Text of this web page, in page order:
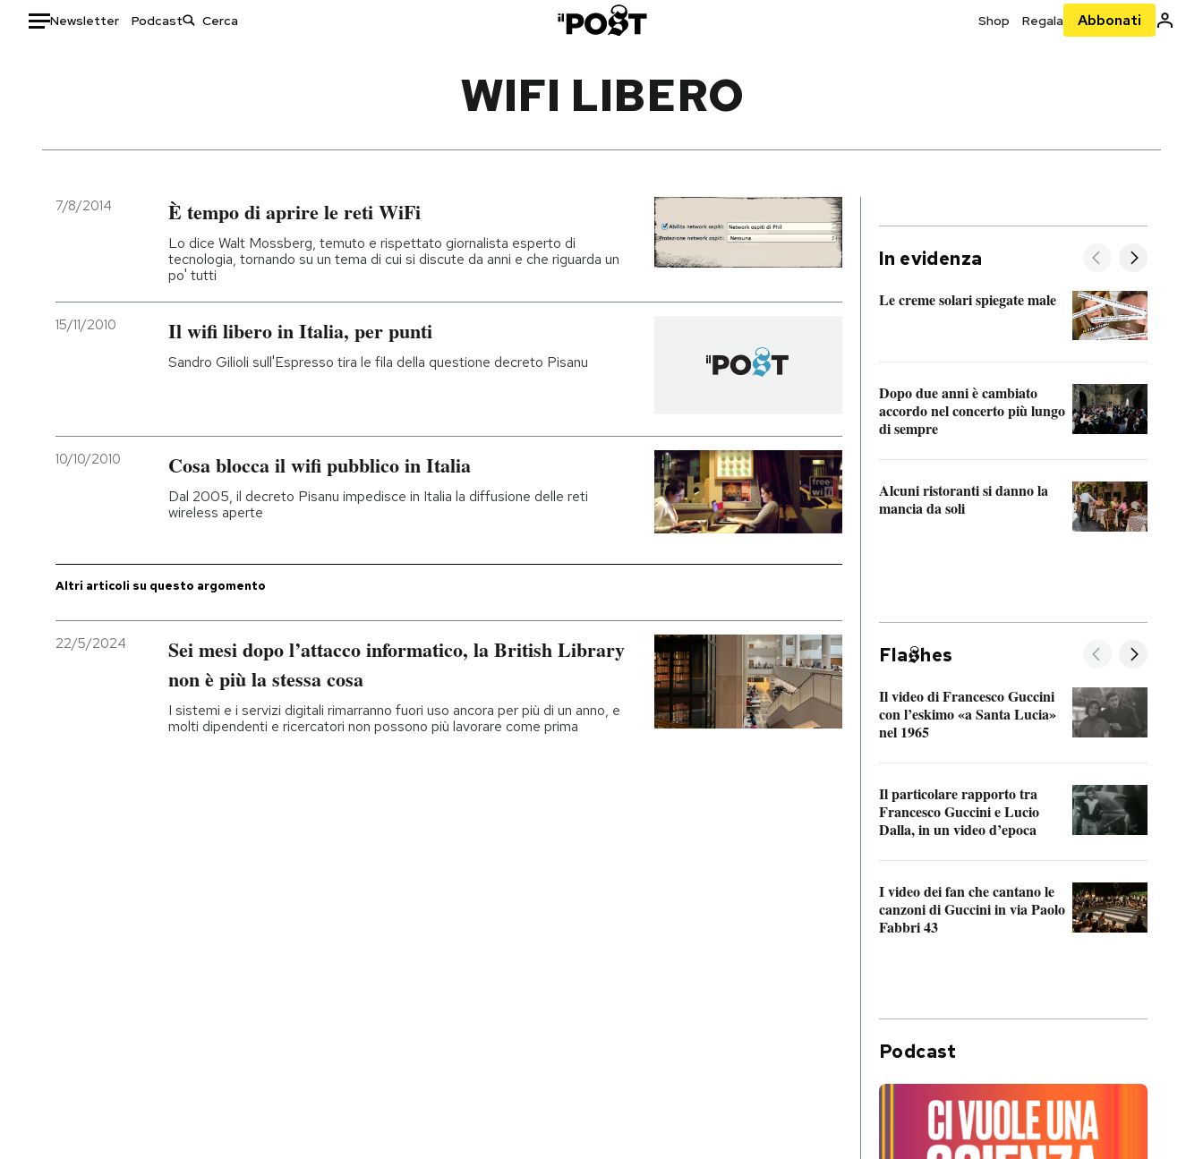
Newsletter Podcast Shop Regala Abbonati
Italia
Politica
Cultura
Economia
Moda
Storie/Idee
Ok Boomer!
Europa
Altrecose
Mondiali calcio 2026
PODCAST
AREA PERSONALE
WIFI LIBERO
7/8/2014 È tempo di aprire le reti WiFi
Lo dice Walt Mossberg, temuto e rispettato giornalista esperto di
tecnologia, tornando su un tema di cui si discute da anni e che riguarda un
po' tutti
15/11/2010 Il wifi libero in Italia, per punti
Sandro Gilioli sull'Espresso tira le fila della questione decreto Pisanu
10/10/2010 Cosa blocca il wifi pubblico in Italia
Dal 2005, il decreto Pisanu impedisce in Italia la diffusione delle reti
wireless aperte
Altri articoli su questo argomento
22/5/2024
Sei mesi dopo l’attacco informatico, la British Library
non è più la stessa cosa
I sistemi e i servizi digitali rimarranno fuori uso ancora per più di un anno, e
molti dipendenti e ricercatori non possono più lavorare come prima
In evidenza
Le creme solari spiegate male
Dopo due anni è cambiato
accordo nel concerto più lungo
di sempre
Alcuni ristoranti si danno la
mancia da soli
Fla hes
Il video di Francesco Guccini
con l’eskimo «a Santa Lucia»
nel 1965
Il particolare rapporto tra
Francesco Guccini e Lucio
Dalla, in un video d’epoca
I video dei fan che cantano le
canzoni di Guccini in via Paolo
Fabbri 43
Podcast